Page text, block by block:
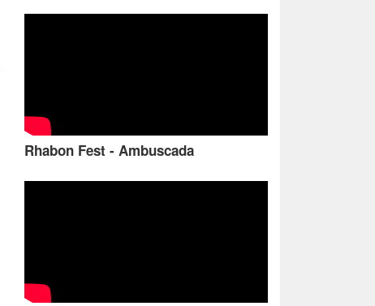
Rhabon Fest - Ambuscada